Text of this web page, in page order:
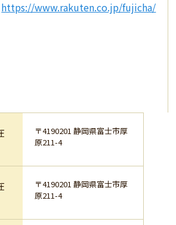
https://www.rakuten.co.jp/fujicha/
〒4190201 静岡県富士市厚
原211-4
〒4190201 静岡県富士市厚
原211-4